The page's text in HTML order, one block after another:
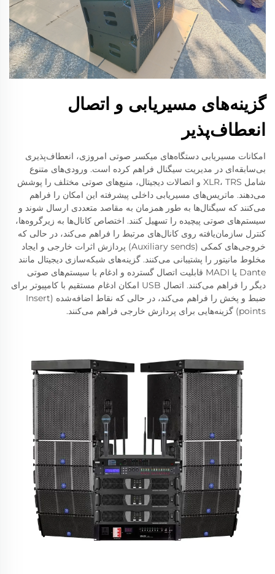
گزینه‌های مسیریابی و اتصال
انعطاف‌پذیر
امکانات مسیریابی دستگاه‌های میکسر صوتی امروزی، انعطاف‌پذیری
بی‌سابقه‌ای در مدیریت سیگنال فراهم کرده است. ورودی‌های متنوع
شامل XLR، TRS و اتصالات دیجیتال، منبع‌های صوتی مختلف را پوشش
می‌دهند. ماتریس‌های مسیریابی داخلی پیشرفته این امکان را فراهم
می‌کنند که سیگنال‌ها به طور همزمان به مقاصد متعددی ارسال شوند و
سیستم‌های صوتی پیچیده را تسهیل کنند. اختصاص کانال‌ها به زیرگروه‌ها،
کنترل سازمان‌یافته روی کانال‌های مرتبط را فراهم می‌کند، در حالی که
خروجی‌های کمکی (Auxiliary sends) پردازش اثرات خارجی و ایجاد
مخلوط مانیتور را پشتیبانی می‌کنند. گزینه‌های شبکه‌سازی دیجیتال مانند
Dante یا MADI قابلیت اتصال گسترده و ادغام با سیستم‌های صوتی
دیگر را فراهم می‌کنند. اتصال USB امکان ادغام مستقیم با کامپیوتر برای
ضبط و پخش را فراهم می‌کند، در حالی که نقاط اضافه‌شده (Insert
points) گزینه‌هایی برای پردازش خارجی فراهم می‌کنند.